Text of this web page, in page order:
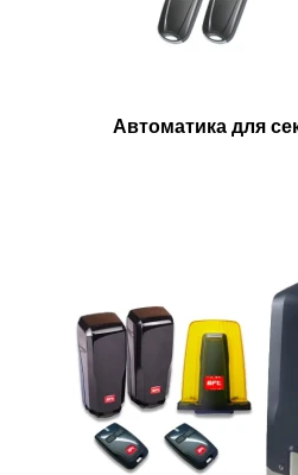
Автоматика для